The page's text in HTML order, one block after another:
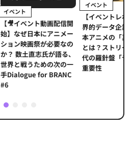
イベント
【🎥イベント動画配信開
始】なぜ日本にアニメー
ション映画祭が必要なの
か？ 数土直志氏が語る、
世界と戦うための次の一
手Dialogue for BRANC
#6
イベント
【イベントレポ
界的データ企業
本アニメの「真
とは？ストリー
代の羅針盤「デ
重要性
2